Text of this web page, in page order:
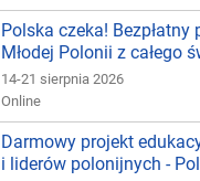
Polska czeka! Bezpłatny
Młodej Polonii z całego
14-21 sierpnia 2026
Online
Darmowy projekt
i liderów polonijnych -